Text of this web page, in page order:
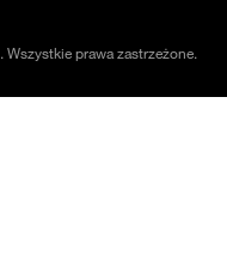
Wszystkie prawa zastrzeżone.